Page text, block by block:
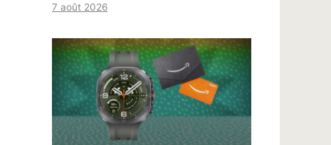
7 août 2026